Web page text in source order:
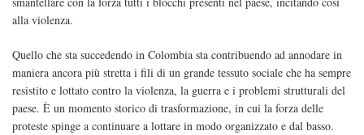
alla violenza.
Quello che sta succedendo in Colombia sta contribuendo ad annodare in
maniera ancora più stretta i fili di un grande tessuto sociale che ha sempre
resistito e lottato contro la violenza, la guerra e i problemi strutturali del
paese. È un momento storico di trasformazione, in cui la forza delle
proteste spinge a continuare a lottare in modo organizzato e dal basso.